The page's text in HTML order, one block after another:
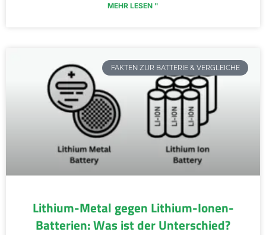
MEHR LESEN "
FAKTEN ZUR BATTERIE & VERGLEICHE
Lithium-Metal gegen Lithium-Ionen-
Batterien: Was ist der Unterschied?